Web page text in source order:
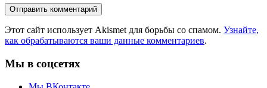
Этот сайт использует Akismet для борьбы со спамом. Узнайте,
как обрабатываются ваши данные комментариев.
Мы в соцсетях